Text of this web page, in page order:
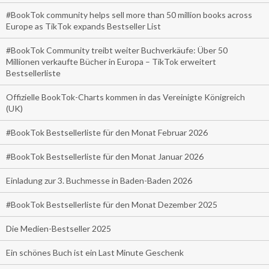
#BookTok community helps sell more than 50 million books across
Europe as TikTok expands Bestseller List
#BookTok Community treibt weiter Buchverkäufe: Über 50
Millionen verkaufte Bücher in Europa – TikTok erweitert
Bestsellerliste
Offizielle BookTok-Charts kommen in das Vereinigte Königreich
(UK)
#BookTok Bestsellerliste für den Monat Februar 2026
#BookTok Bestsellerliste für den Monat Januar 2026
Einladung zur 3. Buchmesse in Baden-Baden 2026
#BookTok Bestsellerliste für den Monat Dezember 2025
Die Medien-Bestseller 2025
Ein schönes Buch ist ein Last Minute Geschenk